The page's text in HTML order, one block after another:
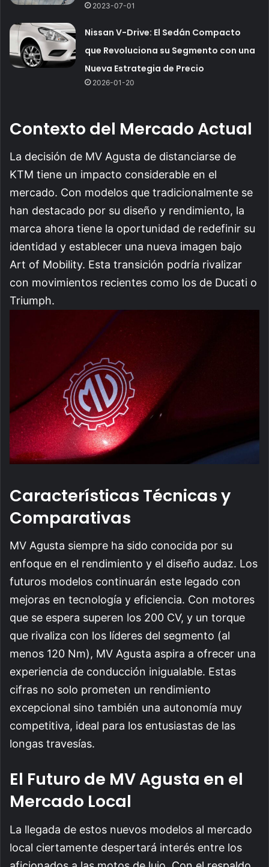
2023-07-01
Nissan V-Drive: El Sedán Compacto
que Revoluciona su Segmento con una
Nueva Estrategia de Precio
2026-01-20
Contexto del Mercado Actual
La decisión de MV Agusta de distanciarse de
KTM tiene un impacto considerable en el
mercado. Con modelos que tradicionalmente se
han destacado por su diseño y rendimiento, la
marca ahora tiene la oportunidad de redefinir su
identidad y establecer una nueva imagen bajo
Art of Mobility. Esta transición podría rivalizar
con movimientos recientes como los de Ducati o
Triumph.
Características Técnicas y
Comparativas
MV Agusta siempre ha sido conocida por su
enfoque en el rendimiento y el diseño audaz. Los
futuros modelos continuarán este legado con
mejoras en tecnología y eficiencia. Con motores
que se espera superen los 200 CV, y un torque
que rivaliza con los líderes del segmento (al
menos 120 Nm), MV Agusta aspira a ofrecer una
experiencia de conducción inigualable. Estas
cifras no solo prometen un rendimiento
excepcional sino también una autonomía muy
competitiva, ideal para los entusiastas de las
longas travesías.
El Futuro de MV Agusta en el
Mercado Local
La llegada de estos nuevos modelos al mercado
local ciertamente despertará interés entre los